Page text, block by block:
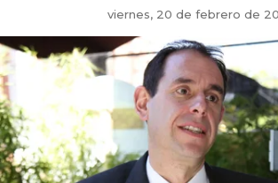
viernes, 20 de febrero de